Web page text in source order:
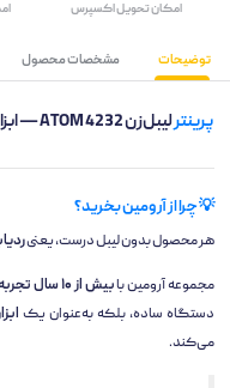
اﻣﮑﺎن ﺗﺤﻮﯾﻞ اﮐﺴﭙﺮس
توضیحات مشخصات محصول
پرینترلیبل‌زن ATOM 4232 — ابزار سیستم‌سازی انبار و فروشگاه شما
💡 چرا از آرومین بخرید؟
هر محصول بدون لیبل درست، یعنی
مجموعه آرومین بابیش از ۱۰ سال تجربه در سیستم‌سازی مشاغل
دستگاه ساده، بلکه به‌عنوان یک
می‌کند.